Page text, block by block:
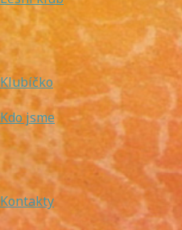
Klubíčko
Kdo jsme
Kontakty